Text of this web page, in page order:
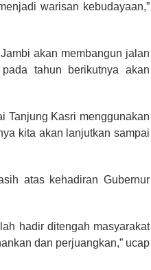
warisan kebudayaan,”
akan membangun jalan
tahun berikutnya akan
Tanjung Kasri menggunakan
kita akan lanjutkan sampai
atas kehadiran Gubernur
hadir ditengah masyarakat
dan perjuangkan,” ucap